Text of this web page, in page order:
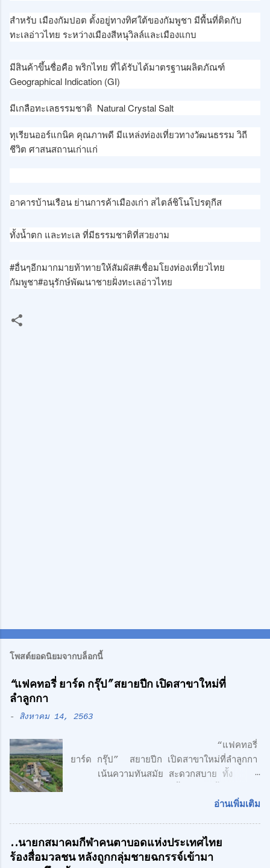
สำหรับ เมืองกัมปอต ตั้งอยู่ทางทิศใต้ของกัมพูชา มีพื้นที่ติดกับ
ทะเลอ่าวไทย ระหว่างเมืองสีหนุวิลล์และเมืองแกบ
มีสินค้าขึ้นชื่อคือ พริกไทย ที่ได้รับได้มาตรฐานผลิตภัณฑ์
Geographical Indication (GI)
มีเกลือทะเลธรรมชาติ Natural Crystal Salt
ทุเรียนออร์แกนิค คุณภาพดี มีแหล่งท่องเที่ยวทางวัฒนธรรม วิถี
ชีวิต ศาสนสถานเก่าแก่
อาคารบ้านเรือน ย่านการค้าเมืองเก่า สไตล์ชิโนโปรตุกีส
ทั้งน้ำตก และทะเล ที่มีธรรมชาติที่สวยงาม
#อื่นๆอีกมากมายท้าทายให้สัมผัส#เชื่อมโยงท่องเที่ยวไทย
กัมพูชา#อนุรักษ์พัฒนาชายฝั่งทะเลอ่าวไทย
โพสต์ยอดนิยมจากบล็อกนี้
“แฟคทอรี่ ยาร์ด กรุ๊ป” สยายปีก เปิดสาขาใหม่ที่
ลำลูกกา
- สิงหาคม 14, 2563
“แฟคทอรี่
ยาร์ด กรุ๊ป” สยายปีก เปิดสาขาใหม่ที่ลำลูกกา
เน้นความทันสมัย สะดวกสบาย ทั้ง
สไตล์ Modern Loft แฟคทอรี่ ยาร์ด กรุ๊ป
ศักดิ์สิทธิ์ คูณรัตนศิริ และชุติพนธ์ กิตติเกษม
ศักดิ์ เปิดตัวสาชาเพิ่มที่ลำลูกกา เน้นความทัน
อ่านเพิ่มเติม
..นายกสมาคมกีฬาคนตาบอดแห่งประเทศไทย
ร้องสื่อมวลชน หลังถูกกลุ่มชายฉกรรจ์เข้ามา